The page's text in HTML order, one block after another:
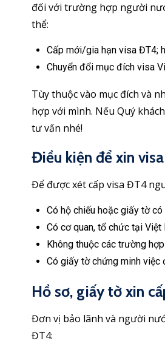
đối với trường hợp người
thể:
Cấp mới/gia hạn visa ĐT4;
Chuyển đổi mục đích visa
Tùy thuộc vào mục đích và
hợp với mình. Nếu Quý
tư vấn nhé!
Điều kiện để xin
Để được xét cấp visa ĐT4
Có hộ chiếu hoặc giấy tờ
Có cơ quan, tổ chức tại Việt
Không thuộc các trường
Có giấy tờ chứng minh
Hồ sơ, giấy tờ xin
Đơn vị bảo lãnh và người
ĐT4: